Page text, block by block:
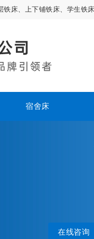
床、上下铺铁床、学生铁
宿舍床
在线咨询